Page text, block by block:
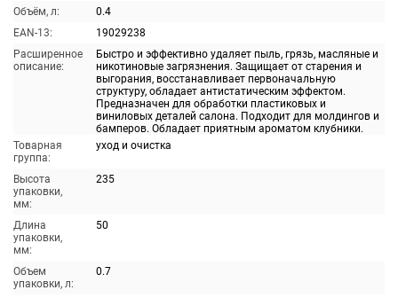
Объём, л:
0.4
EAN-13:
19029238
Расширенное
описание:
Быстро и эффективно удаляет пыль, грязь, масляные и
никотиновые загрязнения. Защищает от старения и
выгорания, восстанавливает первоначальную
структуру, обладает антистатическим эффектом.
Предназначен для обработки пластиковых и
виниловых деталей салона. Подходит для молдингов и
бамперов. Обладает приятным ароматом клубники.
Товарная
группа:
уход и очистка
Высота
упаковки,
мм:
235
Длина
упаковки,
мм:
50
Объем
упаковки, л:
0.7